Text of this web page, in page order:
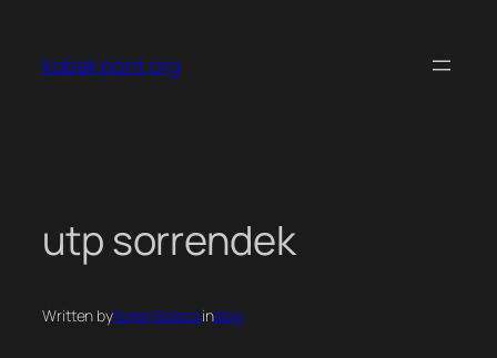
tartalomhoz
kobak pont org
utp sorrendek
Written byKoren Balazsinblog